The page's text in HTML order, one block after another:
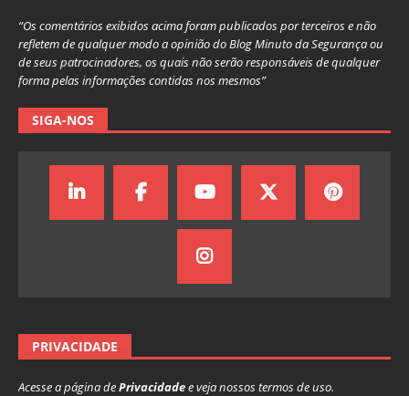
“Os comentários exibidos acima foram publicados por terceiros e não
refletem de qualquer modo a opinião do Blog Minuto da Segurança ou
de seus patrocinadores, os quais não serão responsáveis de qualquer
forma pelas informações contidas nos mesmos”
SIGA-NOS
PRIVACIDADE
Acesse a página dePrivacidadee veja nossos termos de uso.